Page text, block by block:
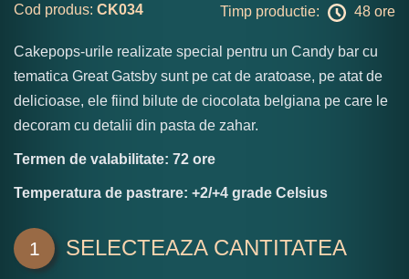
Cod produs: CK034 Timp productie: 48 ore
Cakepops-urile realizate special pentru un Candy bar cu
tematica Great Gatsby sunt pe cat de aratoase, pe atat de
delicioase, ele fiind bilute de ciocolata belgiana pe care le
decoram cu detalii din pasta de zahar.
Termen de valabilitate: 72 ore
Temperatura de pastrare: +2/+4 grade Celsius
1 SELECTEAZA CANTITATEA